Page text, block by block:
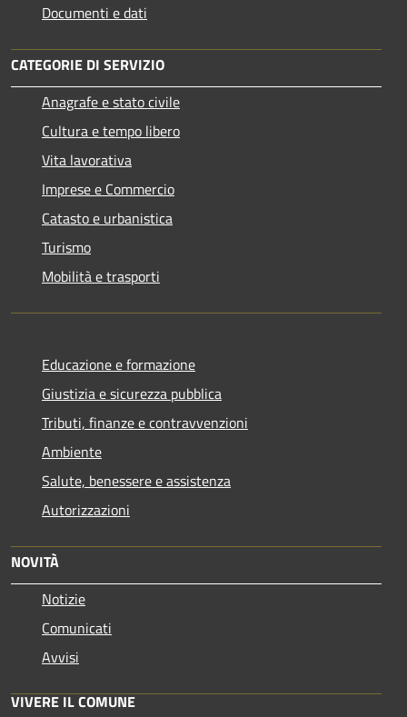
Documenti e dati
CATEGORIE DI SERVIZIO
Anagrafe e stato civile
Cultura e tempo libero
Vita lavorativa
Imprese e Commercio
Catasto e urbanistica
Turismo
Mobilità e trasporti
Educazione e formazione
Giustizia e sicurezza pubblica
Tributi, finanze e contravvenzioni
Ambiente
Salute, benessere e assistenza
Autorizzazioni
NOVITÀ
Notizie
Comunicati
Avvisi
VIVERE IL COMUNE